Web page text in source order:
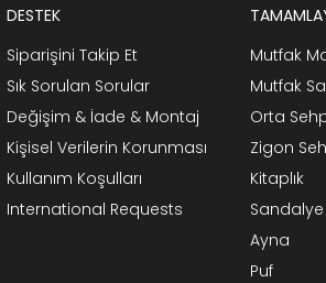
DESTEK
Siparişini Takip Et
Sık Sorulan Sorular
Değişim & İade & Montaj
Kişisel Verilerin Korunması
Kullanım Koşulları
International Requests
Mutfak
Mutfak
Orta
Zigon
Kitaplık
Sandalye
Ayna
Puf